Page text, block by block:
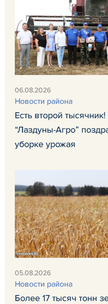
06.08.2026
Новости района
Есть второй
“Лаздуны-Агро”
уборке урожая
05.08.2026
Новости района
Более 17 тысяч тонн